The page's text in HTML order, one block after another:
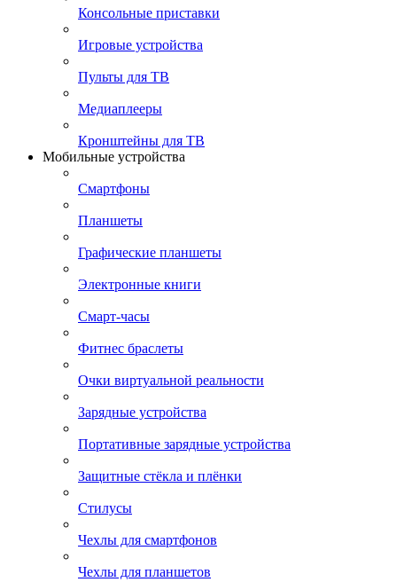
Консольные приставки
Игровые устройства
Пульты для ТВ
Медиаплееры
Кронштейны для ТВ
Мобильные устройства
Смартфоны
Планшеты
Графические планшеты
Электронные книги
Смарт-часы
Фитнес браслеты
Очки виртуальной реальности
Зарядные устройства
Портативные зарядные устройства
Защитные стёкла и плёнки
Стилусы
Чехлы для смартфонов
Чехлы для планшетов